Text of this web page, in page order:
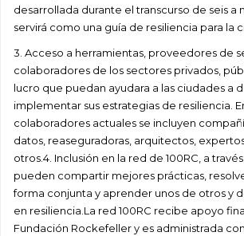
desarrollada durante el transcurso de seis a
servirá como una guía de resiliencia para la
3. Acceso a herramientas, proveedores de
colaboradores de los sectores privados,
lucro que puedan ayudara a las ciudades a
implementar sus estrategias de resiliencia.
colaboradores actuales se incluyen
datos, reaseguradoras, arquitectos,
otros.4. Inclusión en la red de 100RC, a
pueden compartir mejores prácticas,
forma conjunta y aprender unos de otros y
en resiliencia.La red 100RC recibe apoyo
Fundación Rockefeller y es administrada